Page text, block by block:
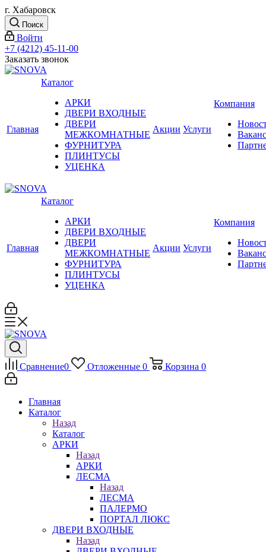
г. Хабаровск
Поиск
Войти
+7 (4212) 45-11-00
Заказать звонок
Главная
Каталог
АРКИ
ДВЕРИ ВХОДНЫЕ
ДВЕРИ
МЕЖКОМНАТНЫЕ
ФУРНИТУРА
ПЛИНТУСЫ
УЦЕНКА
Акции Услуги
Компания
Главная
Каталог
АРКИ
ДВЕРИ ВХОДНЫЕ
ДВЕРИ
МЕЖКОМНАТНЫЕ
ФУРНИТУРА
ПЛИНТУСЫ
УЦЕНКА
Акции Услуги
Компания
Сравнение0 Отложенные 0 Корзина 0
Главная
Каталог
Назад
Каталог
АРКИ
Назад
АРКИ
ЛЕСМА
Назад
ЛЕСМА
ПАЛЕРМО
ПОРТАЛ ЛЮКС
ДВЕРИ ВХОДНЫЕ
Назад